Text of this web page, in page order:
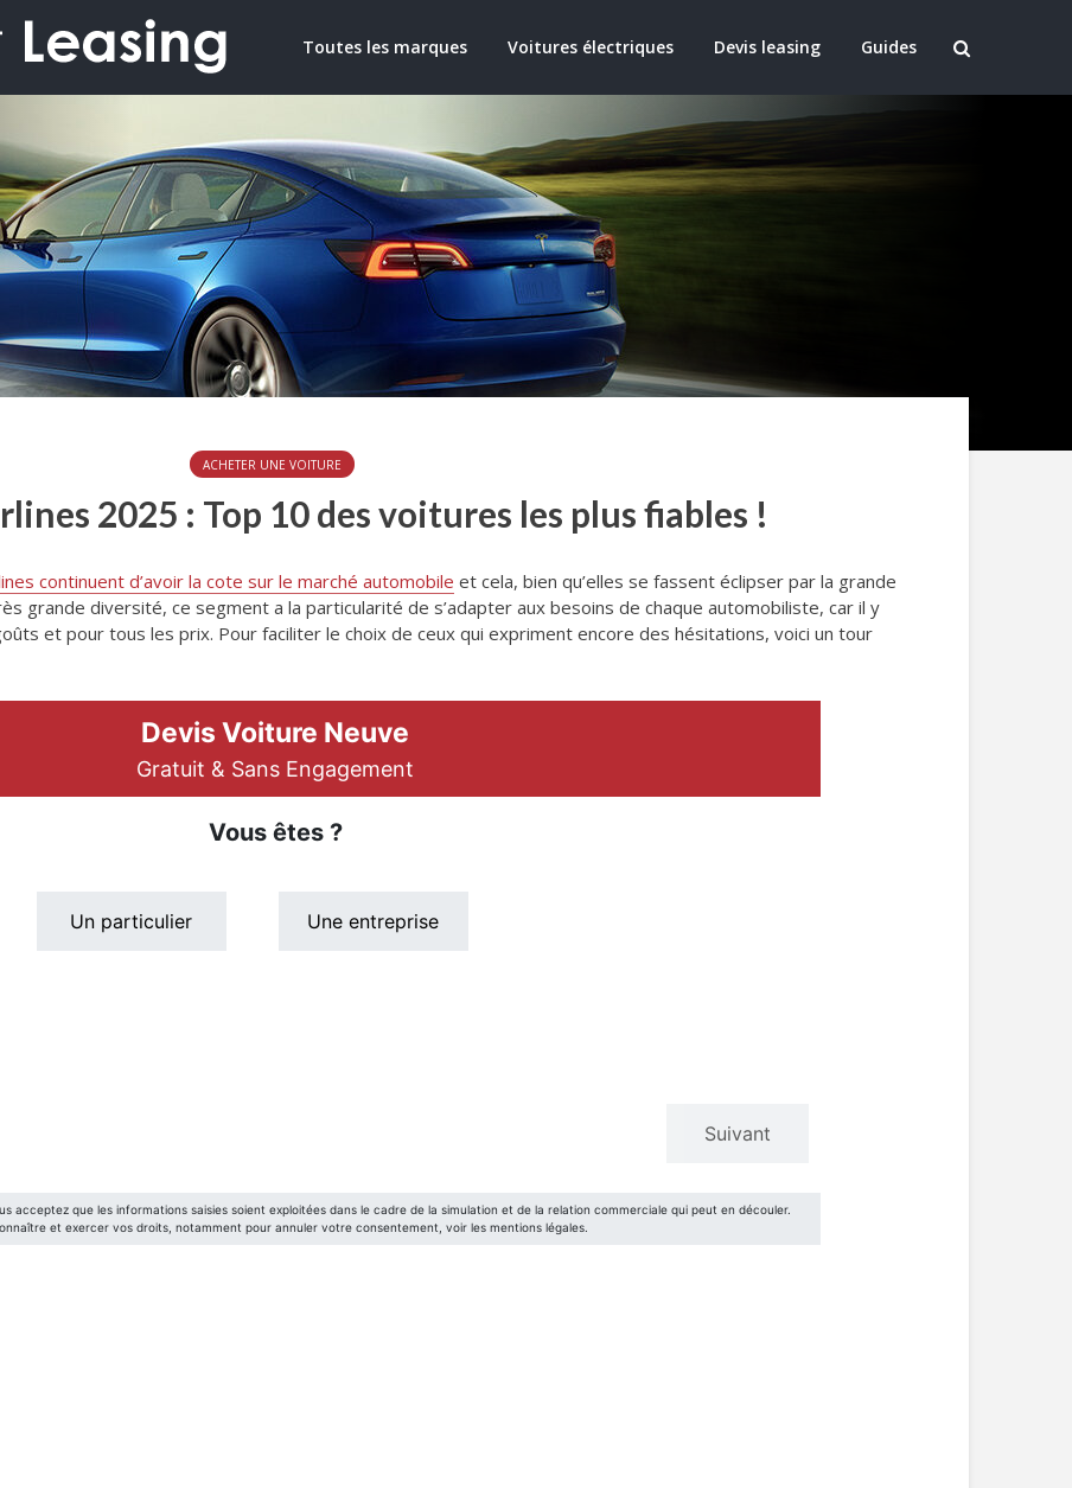
Toutes les marques Voitures électriques Devis leasing Guides
ACHETER UNE VOITURE
2025 : Top 10 des voitures les plus fiables !
continuent d’avoir la cote sur le marché automobile et cela, bien qu’elles se fassent éclipser par la grande
grande diversité, ce segment a la particularité de s’adapter aux besoins de chaque automobiliste, car il y
et pour tous les prix. Pour faciliter le choix de ceux qui expriment encore des hésitations, voici un tour